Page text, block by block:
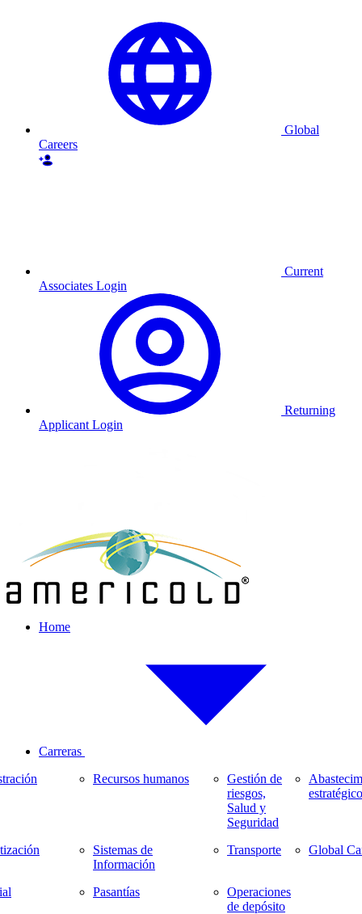
Global
Careers
Current
Associates Login
Returning
Applicant Login
Home
Carreras
Recursos humanos
Sistemas de
Información
Pasantías
Gestión de
riesgos,
Salud y
Seguridad
Transporte
Operaciones
de depósito
estratégico
Global